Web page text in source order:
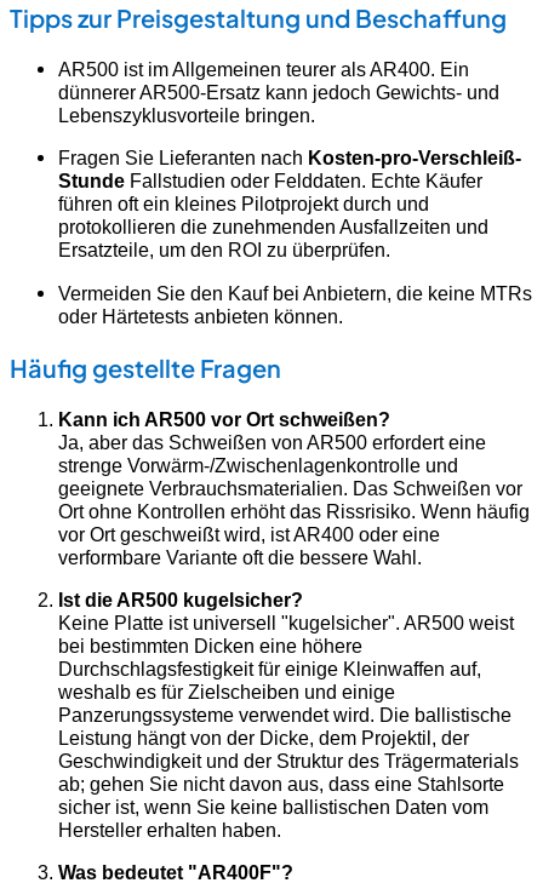
Tipps zur Preisgestaltung und Beschaffung
AR500 ist im Allgemeinen teurer als AR400. Ein
dünnerer AR500-Ersatz kann jedoch Gewichts- und
Lebenszyklusvorteile bringen.
Fragen Sie Lieferanten nach Kosten-pro-Verschleiß-
Stunde Fallstudien oder Felddaten. Echte Käufer
führen oft ein kleines Pilotprojekt durch und
protokollieren die zunehmenden Ausfallzeiten und
Ersatzteile, um den ROI zu überprüfen.
Vermeiden Sie den Kauf bei Anbietern, die keine MTRs
oder Härtetests anbieten können.
Häufig gestellte Fragen
Kann ich AR500 vor Ort schweißen?
Ja, aber das Schweißen von AR500 erfordert eine
strenge Vorwärm-/Zwischenlagenkontrolle und
geeignete Verbrauchsmaterialien. Das Schweißen vor
Ort ohne Kontrollen erhöht das Rissrisiko. Wenn häufig
vor Ort geschweißt wird, ist AR400 oder eine
verformbare Variante oft die bessere Wahl.
Ist die AR500 kugelsicher?
Keine Platte ist universell "kugelsicher". AR500 weist
bei bestimmten Dicken eine höhere
Durchschlagsfestigkeit für einige Kleinwaffen auf,
weshalb es für Zielscheiben und einige
Panzerungssysteme verwendet wird. Die ballistische
Leistung hängt von der Dicke, dem Projektil, der
Geschwindigkeit und der Struktur des Trägermaterials
ab; gehen Sie nicht davon aus, dass eine Stahlsorte
sicher ist, wenn Sie keine ballistischen Daten vom
Hersteller erhalten haben.
Was bedeutet "AR400F"?